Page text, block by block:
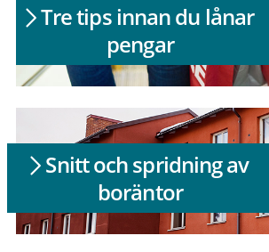
Tre tips innan du lånar
pengar
Snitt och spridning av
boräntor